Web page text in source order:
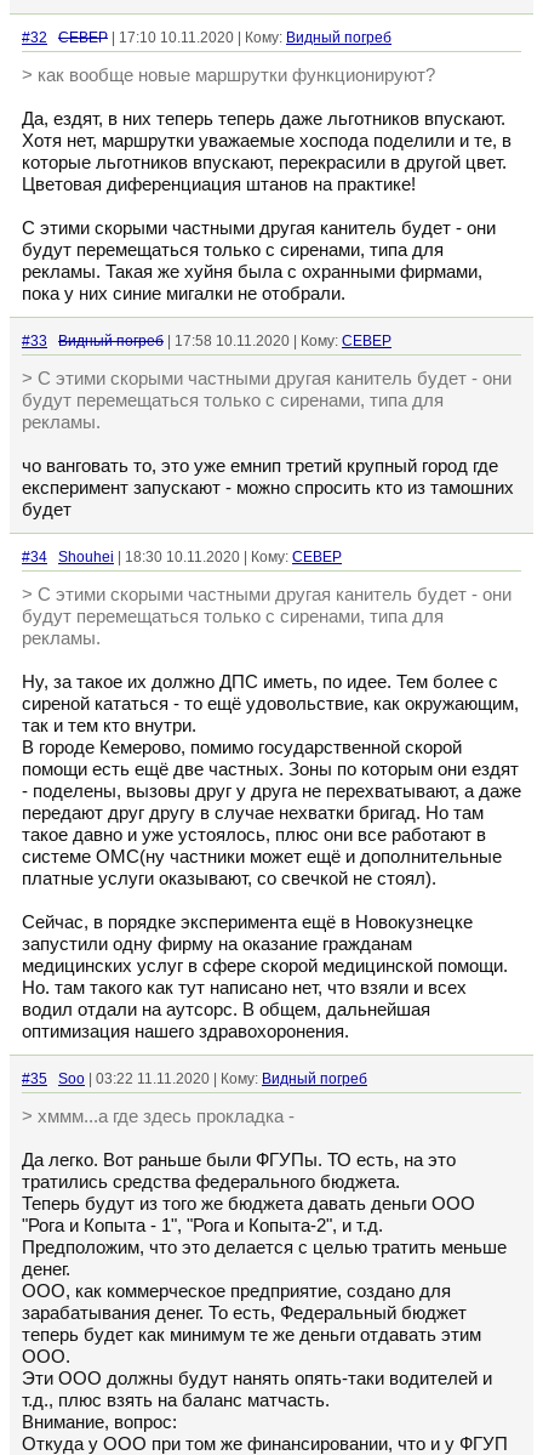
#32 CEBEP | 17:10 10.11.2020 | Кому: Видный погреб
> как вообще новые маршрутки функционируют?
Да, ездят, в них теперь теперь даже льготников впускают.
Хотя нет, маршрутки уважаемые хоспода поделили и те, в
которые льготников впускают, перекрасили в другой цвет.
Цветовая диференциация штанов на практике!
С этими скорыми частными другая канитель будет - они
будут перемещаться только с сиренами, типа для
рекламы. Такая же хуйня была с охранными фирмами,
пока у них синие мигалки не отобрали.
#33 Видный погреб | 17:58 10.11.2020 | Кому: CEBEP
> С этими скорыми частными другая канитель будет - они
будут перемещаться только с сиренами, типа для
рекламы.
чо ванговать то, это уже емнип третий крупный город где
експеримент запускают - можно спросить кто из тамошних
будет
#34 Shouhei | 18:30 10.11.2020 | Кому: CEBEP
> С этими скорыми частными другая канитель будет - они
будут перемещаться только с сиренами, типа для
рекламы.
Ну, за такое их должно ДПС иметь, по идее. Тем более с
сиреной кататься - то ещё удовольствие, как окружающим,
так и тем кто внутри.
В городе Кемерово, помимо государственной скорой
помощи есть ещё две частных. Зоны по которым они ездят
- поделены, вызовы друг у друга не перехватывают, а даже
передают друг другу в случае нехватки бригад. Но там
такое давно и уже устоялось, плюс они все работают в
системе ОМС(ну частники может ещё и дополнительные
платные услуги оказывают, со свечкой не стоял).
Сейчас, в порядке эксперимента ещё в Новокузнецке
запустили одну фирму на оказание гражданам
медицинских услуг в сфере скорой медицинской помощи.
Но. там такого как тут написано нет, что взяли и всех
водил отдали на аутсорс. В общем, дальнейшая
оптимизация нашего здравохоронения.
#35 Soo | 03:22 11.11.2020 | Кому: Видный погреб
> хммм...а где здесь прокладка -
Да легко. Вот раньше были ФГУПы. ТО есть, на это
тратились средства федерального бюджета.
Теперь будут из того же бюджета давать деньги ООО
"Рога и Копыта - 1", "Рога и Копыта-2", и т.д.
Предположим, что это делается с целью тратить меньше
денег.
ООО, как коммерческое предприятие, создано для
зарабатывания денег. То есть, Федеральный бюджет
теперь будет как минимум те же деньги отдавать этим
ООО.
Эти ООО должны будут нанять опять-таки водителей и
т.д., плюс взять на баланс матчасть.
Внимание, вопрос:
Откуда у ООО при том же финансировании, что и у ФГУП